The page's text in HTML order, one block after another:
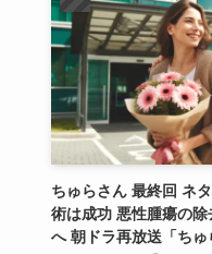
ちゅらさん 最終回 ネ
術は成功 悪性腫瘍の
へ 朝ドラ再放送「ちゅ